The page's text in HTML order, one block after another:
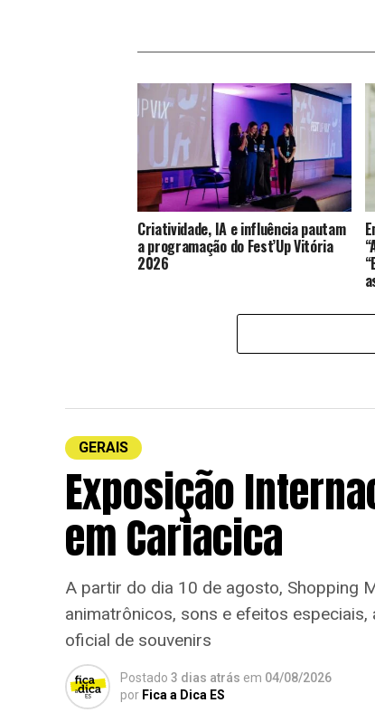
Criatividade, IA e influência pautam
a programação do Fest’Up Vitória
2026
GERAIS
Exposição
em Cariacica
A partir do dia 10 de agosto, Shopping
animatrônicos, sons e efeitos
oficial de souvenirs
Postado 3 dias atrás em 04/08/2026
por Fica a Dica ES